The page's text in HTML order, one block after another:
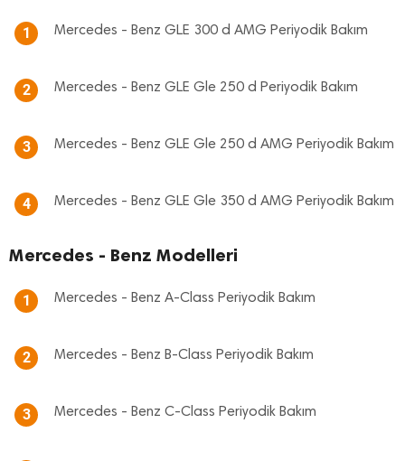
1 Mercedes - Benz GLE 300 d AMG Periyodik Bakım
2 Mercedes - Benz GLE Gle 250 d Periyodik Bakım
3 Mercedes - Benz GLE Gle 250 d AMG Periyodik Bakım
4 Mercedes - Benz GLE Gle 350 d AMG Periyodik Bakım
Mercedes - Benz Modelleri
1 Mercedes - Benz A-Class Periyodik Bakım
2 Mercedes - Benz B-Class Periyodik Bakım
3 Mercedes - Benz C-Class Periyodik Bakım